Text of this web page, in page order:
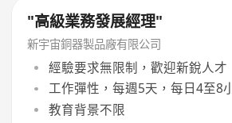
"高級業務發展經理"
新宇宙銅器製品廠有限公司
經驗要求無限制，歡迎新銳人才
工作彈性，每週5天，每日4至8
教育背景不限